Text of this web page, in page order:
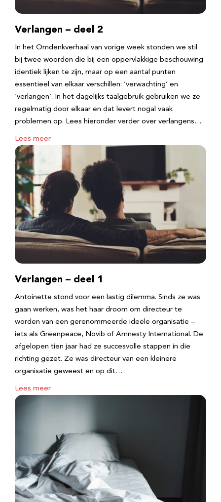
Verlangen – deel 2
In het Omdenkverhaal van vorige week stonden we stil
bij twee woorden die bij een oppervlakkige beschouwing
identiek lijken te zijn, maar op een aantal punten
essentieel van elkaar verschillen: ‘verwachting’ en
‘verlangen’. In het dagelijks taalgebruik gebruiken we ze
regelmatig door elkaar en dat levert nogal vaak
problemen op. Lees hieronder verder over verlangens…
Lees meer
Verlangen – deel 1
Antoinette stond voor een lastig dilemma. Sinds ze was
gaan werken, was het haar droom om directeur te
worden van een gerenommeerde ideële organisatie –
iets als Greenpeace, Novib of Amnesty International. De
afgelopen tien jaar had ze succesvolle stappen in die
richting gezet. Ze was directeur van een kleinere
organisatie geweest en op dit…
Lees meer